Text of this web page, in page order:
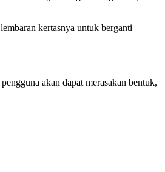
kertasnya untuk berganti
akan dapat merasakan bentuk,